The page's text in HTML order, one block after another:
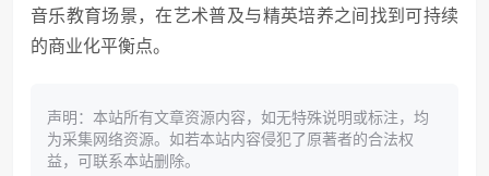
音乐教育场景，在艺术普及与精英培养之间找到可持续
的商业化平衡点。
声明：本站所有文章资源内容，如无特殊说明或标注，均
为采集网络资源。如若本站内容侵犯了原著者的合法权
益，可联系本站删除。